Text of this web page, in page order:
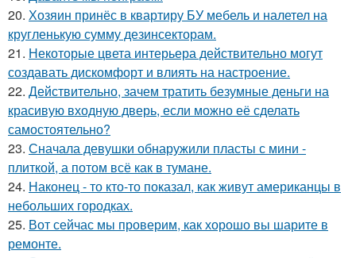
20. Хозяин принёс в квартиру БУ мебель и налетел на
кругленькую сумму дезинсекторам.
21. Некоторые цвета интерьера действительно могут
создавать дискомфорт и влиять на настроение.
22. Действительно, зачем тратить безумные деньги на
красивую входную дверь, если можно её сделать
самостоятельно?
23. Сначала девушки обнаружили пласты с мини -
плиткой, а потом всё как в тумане.
24. Наконец - то кто-то показал, как живут американцы в
небольших городках.
25. Вот сейчас мы проверим, как хорошо вы шарите в
ремонте.